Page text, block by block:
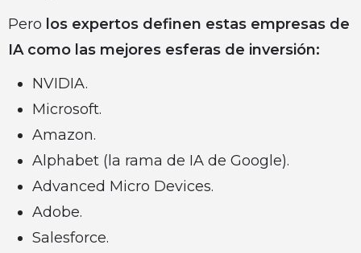
Pero los expertos definen estas empresas de
IA como las mejores esferas de inversión:
NVIDIA.
Microsoft.
Amazon.
Alphabet (la rama de IA de Google).
Advanced Micro Devices.
Adobe.
Salesforce.